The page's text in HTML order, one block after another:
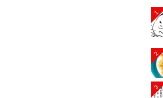
1
2
3